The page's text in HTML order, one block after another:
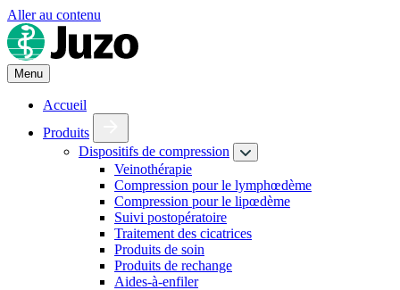
Aller au contenu
Menu
Accueil
Produits
Dispositifs de compression
Veinothérapie
Compression pour le lymphœdème
Compression pour le lipœdème
Suivi postopératoire
Traitement des cicatrices
Produits de soin
Produits de rechange
Aides-à-enfiler